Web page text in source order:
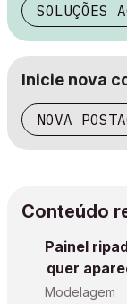
SOLUÇÕES
Inicie nova
NOVA
Conteúdo
Painel
quer
Modelagem